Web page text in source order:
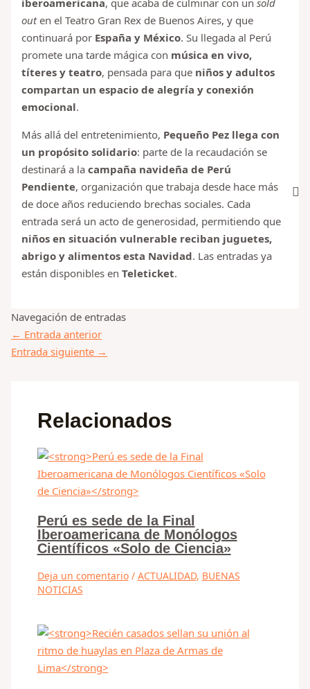
iberoamericana, que acaba de culminar con unsold
outen el Teatro Gran Rex de Buenos Aires, y que
continuará por España y México. Su llegada al Perú
promete una tarde mágica con música en vivo,
títeres y teatro, pensada para que niños y adultos
compartan un espacio de alegría y conexión
emocional.
Más allá del entretenimiento, Pequeño Pez llega con
un propósito solidario: parte de la recaudación se
destinará a lacampaña navideña de Perú
Pendiente, organización que trabaja desde hace más
de doce años reduciendo brechas sociales. Cada
entrada será un acto de generosidad, permitiendo que
niños en situación vulnerable reciban juguetes,
abrigo y alimentos esta Navidad. Las entradas ya
están disponibles enTeleticket.
Navegación de entradas
← Entrada anterior
Entrada siguiente →
Relacionados
Perú es sede de la Final
Iberoamericana de Monólogos
Científicos «Solo de Ciencia»
Deja un comentario / ACTUALIDAD, BUENAS
NOTICIAS